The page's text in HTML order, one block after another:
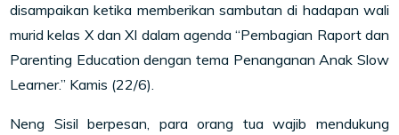
disampaikan ketika memberikan sambutan di hadapan wali
murid kelas X dan XI dalam agenda “Pembagian Raport dan
Parenting Education dengan tema Penanganan Anak Slow
Learner.” Kamis (22/6).
Neng Sisil berpesan, para orang tua wajib mendukung